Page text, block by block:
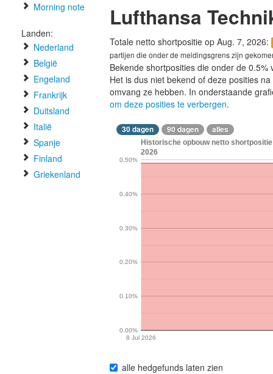
Morning note
Landen:
Nederland
België
Engeland
Frankrijk
Duitsland
Italië
Spanje
Finland
Griekenland
Lufthansa
Totale netto shortpositie op Aug. 7, 2026:
partijen die onder de meldingsgrens zijn
Bekende shortposities die onder de
Het is dus niet bekend of deze posities
omvang ze hebben. In onderstaande
om deze posities te verbergen.
30 dagen 90 dagen alles
Historische opbouw netto
2026
8 Jul 2026
0.00%
0.10%
0.20%
0.30%
0.40%
0.50%
alle hedgefunds laten zien